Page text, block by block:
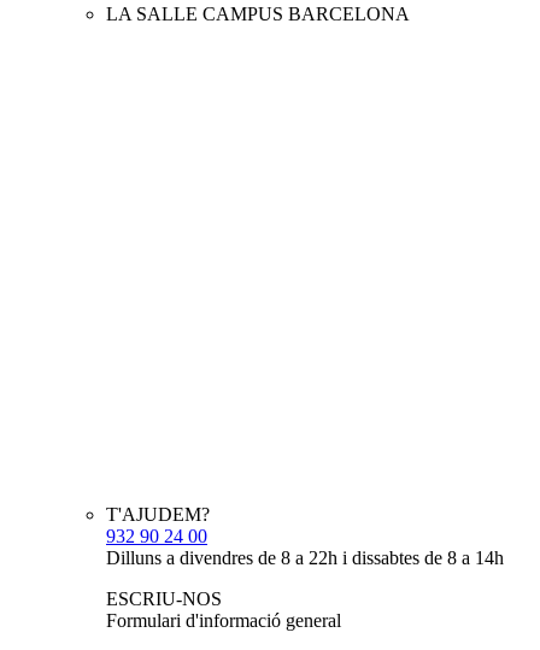
LA SALLE CAMPUS BARCELONA
T'AJUDEM?
932 90 24 00
Dilluns a divendres de 8 a 22h i dissabtes de 8 a 14h
ESCRIU-NOS
Formulari d'informació general